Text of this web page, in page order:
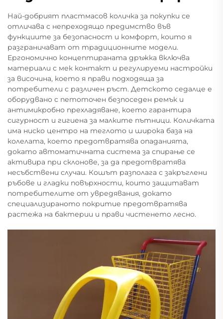
Най-добрият пластмасов количка за покупки се
отличава с непреходящо предимство във
функциите за безопасност и комфорт, които я
разграничават от традиционните модели.
Ергономично концептираната дръжка включва
материали с мек контакт и регулируеми настройки
за височина, което я прави подходяща за
потребители с различен ръст. Детското седалце е
оборудвано с петоточен безпоседен ремък и
антимикробно прехладяване, което гарантира
сигурност и гигиена за малките пътници. Количката
има ниско центро на теглото и широка база на
колелата, което предотвратява опаданията,
докато автоматичната система за спирање се
активира при склонове, за да предотвратява
несъбствени случаи. Кошът разполага с закръглени
ръбове и гладки повърхности, които защитават
потребителите от увредявания, докато
специализираното покритие предотвратява
растежа на бактерии и прави чистенето лесно.